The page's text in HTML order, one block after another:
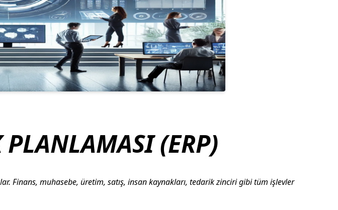
(ERP)
Finans, muhasebe, üretim, satış, insan kaynakları, tedarik zinciri gibi tüm işlevler